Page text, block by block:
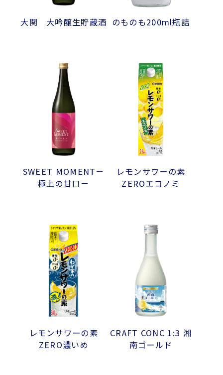
大関 大吟醸生貯蔵酒 のものも200ml瓶詰
SWEET MOMENT－
極上の甘口－
レモンサワーの素
ZEROエコノミ
レモンサワーの素
ZERO濃いめ
CRAFT CONC 1:3 湘
南ゴールド